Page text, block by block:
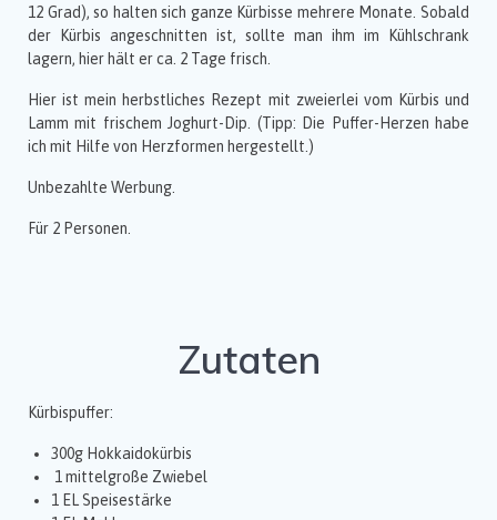
12 Grad), so halten sich ganze Kürbisse mehrere Monate. Sobald
der Kürbis angeschnitten ist, sollte man ihm im Kühlschrank
lagern, hier hält er ca. 2 Tage frisch.
Hier ist mein herbstliches Rezept mit zweierlei vom Kürbis und
Lamm mit frischem Joghurt-Dip. (Tipp: Die Puffer-Herzen habe
ich mit Hilfe von Herzformen hergestellt.)
Unbezahlte Werbung.
Für 2 Personen.
Zutaten
Kürbispuffer:
300g Hokkaidokürbis
1 mittelgroße Zwiebel
1 EL Speisestärke